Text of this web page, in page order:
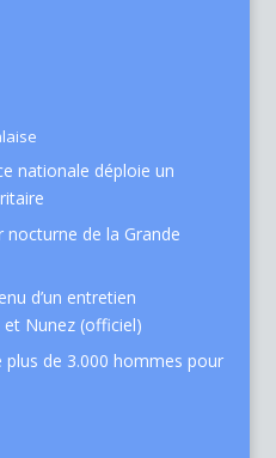
nationale déploie un
nocturne de la Grande
d’un entretien
Nunez (officiel)
de 3.000 hommes pour